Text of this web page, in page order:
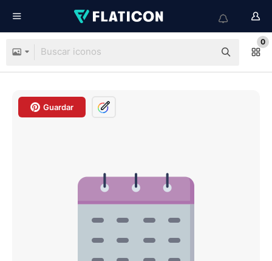
0
Guardar